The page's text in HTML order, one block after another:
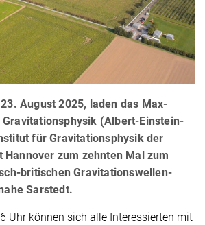
August 2025, laden das Max-
(Albert-Einstein-
für Gravitationsphysik der
Hannover zum zehnten Mal zum
britischen Gravitationswellen-
Sarstedt.
Uhr können sich alle Interessierten mit